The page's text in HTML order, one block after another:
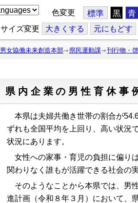
色変更 標準 黒 青
サイズ変更 大きくする 元にもどす
男女協働未来創造本部 県民運動課 刊行物・
県内企業の男性育休事
本県は夫婦共働き世帯の割合が
ずれも全国平均を上回り、高い状況
状況にあります。
女性への家事・育児の負担に偏り
関わりなく誰もが活躍できる社会の
そのようなことから本県では、男
進計画（令和８年３月 ）において、